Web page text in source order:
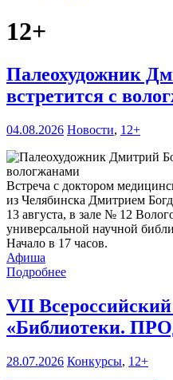
12+
Палеохудожник
встретится с
04.08.2026 Новости, 12+
Встреча с доктором
из Челябинска Дмитрием
13 августа, в зале № 12
универсальной научной
Начало в 17 часов.
Афиша
Подробнее
VII
«Библиотеки.
28.07.2026 Конкурсы, 12+